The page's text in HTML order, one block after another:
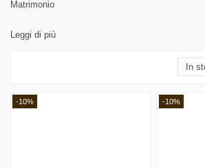
Matrimonio
Leggi di più
In
-10% -10%